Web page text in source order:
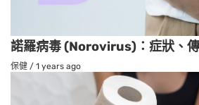
諾羅病毒 (Norovirus)：症狀、
保健 / 1 years ago